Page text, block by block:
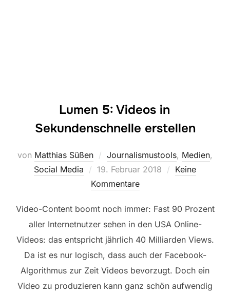
Lumen 5: Videos in
Sekundenschnelle erstellen
von Matthias Süßen Journalismustools, Medien,
Social Media
Veröffentlicht
am
19. Februar 2018
Keine
Kommentare
Video-Content boomt noch immer: Fast 90 Prozent
aller Internetnutzer sehen in den USA Online-
Videos: das entspricht jährlich 40 Milliarden Views.
Da ist es nur logisch, dass auch der Facebook-
Algorithmus zur Zeit Videos bevorzugt. Doch ein
Video zu produzieren kann ganz schön aufwendig